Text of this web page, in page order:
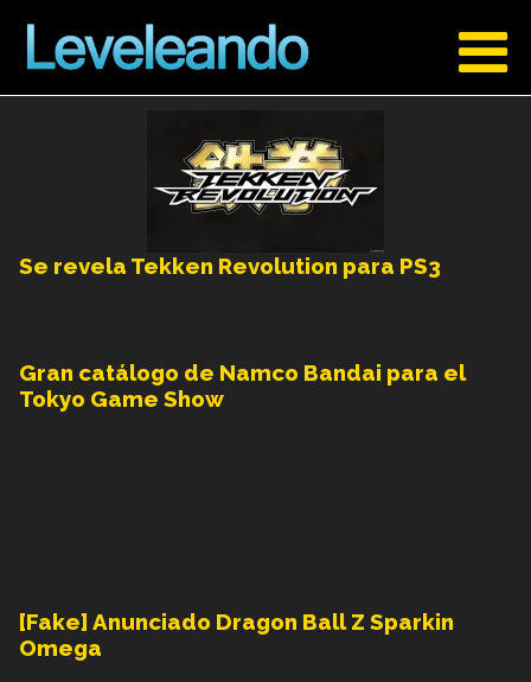
Se revela Tekken Revolution para PS3
Gran catálogo de Namco Bandai para el
Tokyo Game Show
[Fake] Anunciado Dragon Ball Z Sparkin
Omega